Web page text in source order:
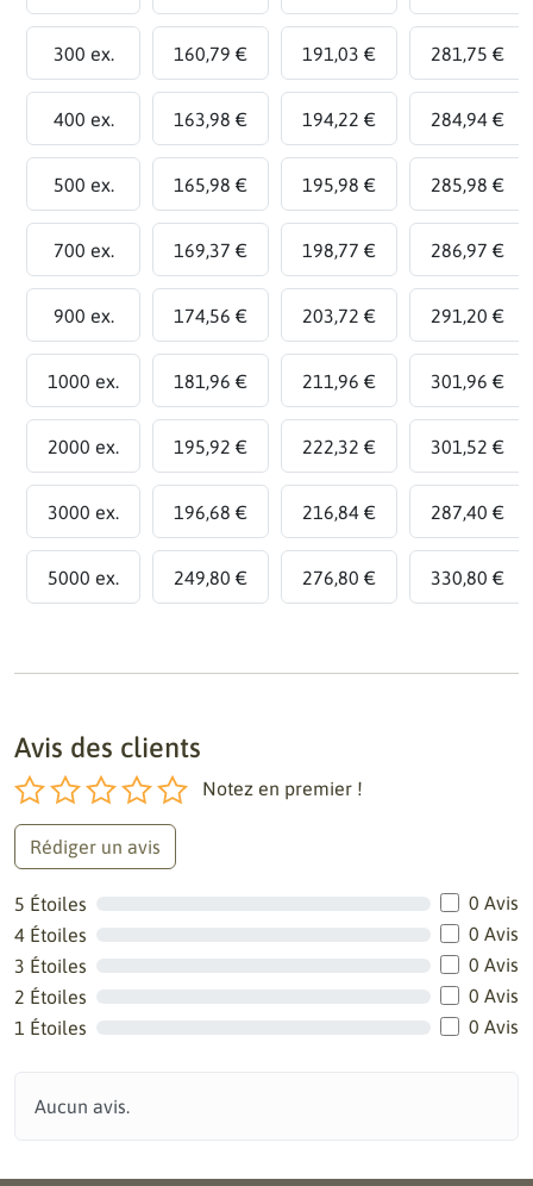
300 ex. 160,79 € 191,03 € 281,75 €
400 ex. 163,98 € 194,22 € 284,94 €
500 ex. 165,98 € 195,98 € 285,98 €
700 ex. 169,37 € 198,77 € 286,97 €
900 ex. 174,56 € 203,72 € 291,20 €
1000 ex. 181,96 € 211,96 € 301,96 €
2000 ex. 195,92 € 222,32 € 301,52 €
3000 ex. 196,68 € 216,84 € 287,40 €
5000 ex. 249,80 € 276,80 € 330,80 €
Avis des clients
Notez en premier !
Rédiger un avis
5 Étoiles
0 Avis
4 Étoiles
0 Avis
3 Étoiles
0 Avis
2 Étoiles
0 Avis
1 Étoiles
0 Avis
Aucun avis.